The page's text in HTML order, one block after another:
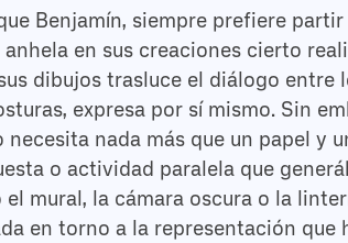
Benjamín, siempre prefiere
en sus creaciones cierto
dibujos trasluce el diálogo entre
expresa por sí mismo. Sin
necesita nada más que un papel y
o actividad paralela que
mural, la cámara oscura o la
en torno a la representación que